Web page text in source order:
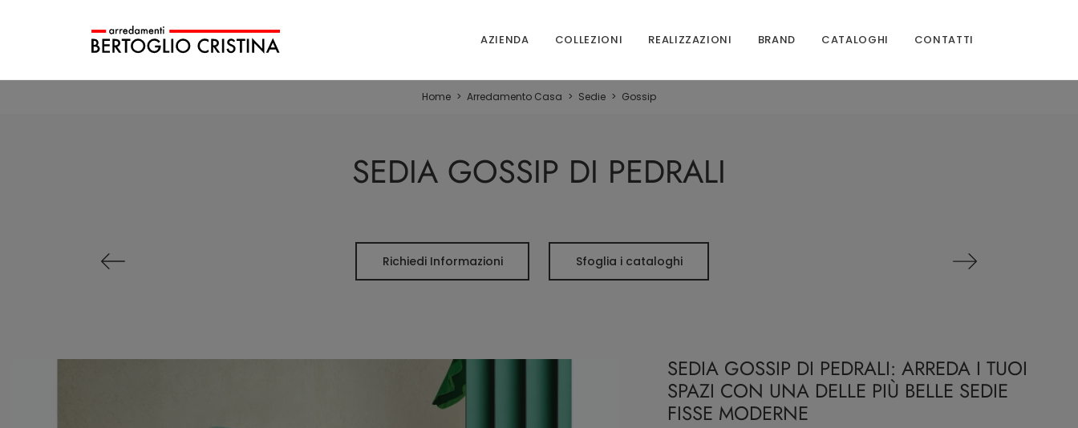
AZIENDA COLLEZIONI REALIZZAZIONI BRAND CATALOGHI CONTATTI
Home > Arredamento Casa > Sedie > Gossip
SEDIA GOSSIP DI PEDRALI
Richiedi Informazioni Sfoglia i cataloghi
SEDIA GOSSIP DI PEDRALI: ARREDA I TUOI
SPAZI CON UNA DELLE PIÙ BELLE SEDIE
FISSE MODERNE